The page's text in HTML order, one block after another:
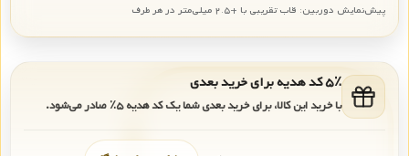
پیش‌نمایش دوربین: قاب تقریبی با +۲.۵ میلی‌متر در هر طرف
۵٪ کد هدیه برای خرید بعدی
با خرید این کالا، برای خرید بعدی شما یک کد هدیه۵٪ صادر می‌شود.